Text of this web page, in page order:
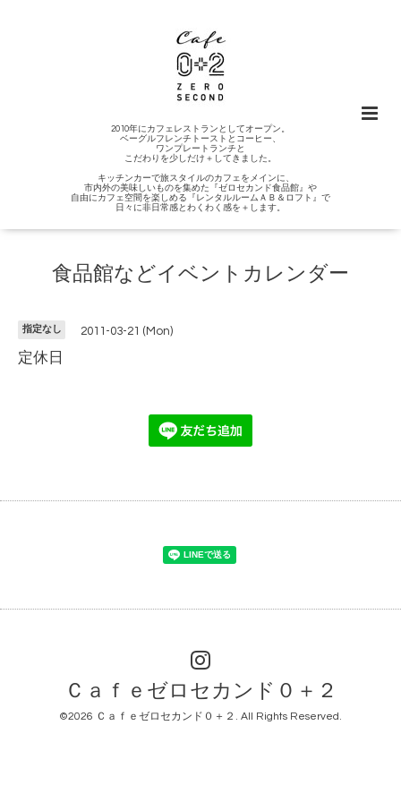
2010年にカフェレストランとしてオープン。
ベーグルフレンチトーストとコーヒー、
ワンプレートランチと
こだわりを少しだけ＋してきました。
キッチンカーで旅スタイルのカフェをメインに、
市内外の美味しいものを集めた『ゼロセカンド食品館』や
自由にカフェ空間を楽しめる『レンタルルームＡＢ＆ロフト』で
日々に非日常感とわくわく感を＋します。
食品館などイベントカレンダー
指定なし 2011-03-21 (Mon)
定休日
Ｃａｆｅゼロセカンド０＋２
©2026 Ｃａｆｅゼロセカンド０＋２ . All Rights Reserved.